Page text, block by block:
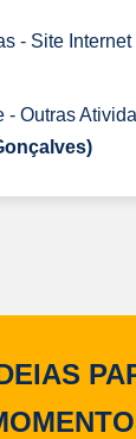
- Site Internet
- Outras